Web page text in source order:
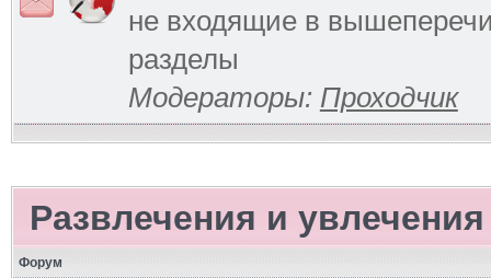
не входящие в
разделы
Модераторы: Проходчик
Развлечения и увлечения
Форум